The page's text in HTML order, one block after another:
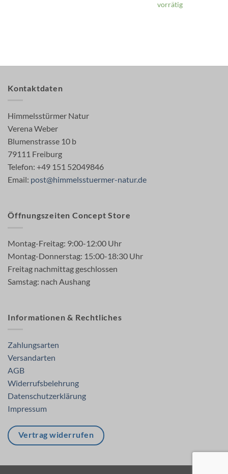
vorrätig
Kontaktdaten
Himmelsstürmer Natur
Verena Weber
Blumenstrasse 10 b
79111 Freiburg
Telefon: +49 151 52049846
Email: post@himmelsstuermer-natur.de
Öffnungszeiten Concept Store
Montag-Freitag: 9:00-12:00 Uhr
Montag-Donnerstag: 15:00-18:30 Uhr
Freitag nachmittag geschlossen
Samstag: nach Aushang
Informationen & Rechtliches
Zahlungsarten
Versandarten
AGB
Widerrufsbelehrung
Datenschutzerklärung
Impressum
Vertrag widerrufen